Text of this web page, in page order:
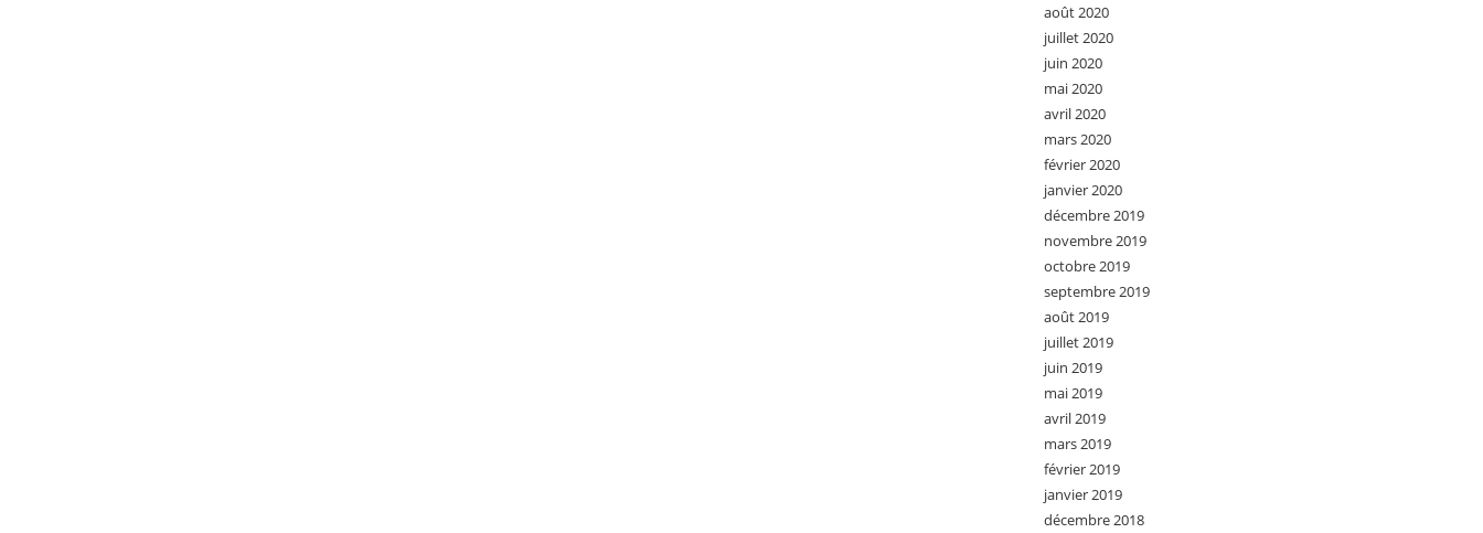
août 2020
juillet 2020
juin 2020
mai 2020
avril 2020
mars 2020
février 2020
janvier 2020
décembre 2019
novembre 2019
octobre 2019
septembre 2019
août 2019
juillet 2019
juin 2019
mai 2019
avril 2019
mars 2019
février 2019
janvier 2019
décembre 2018